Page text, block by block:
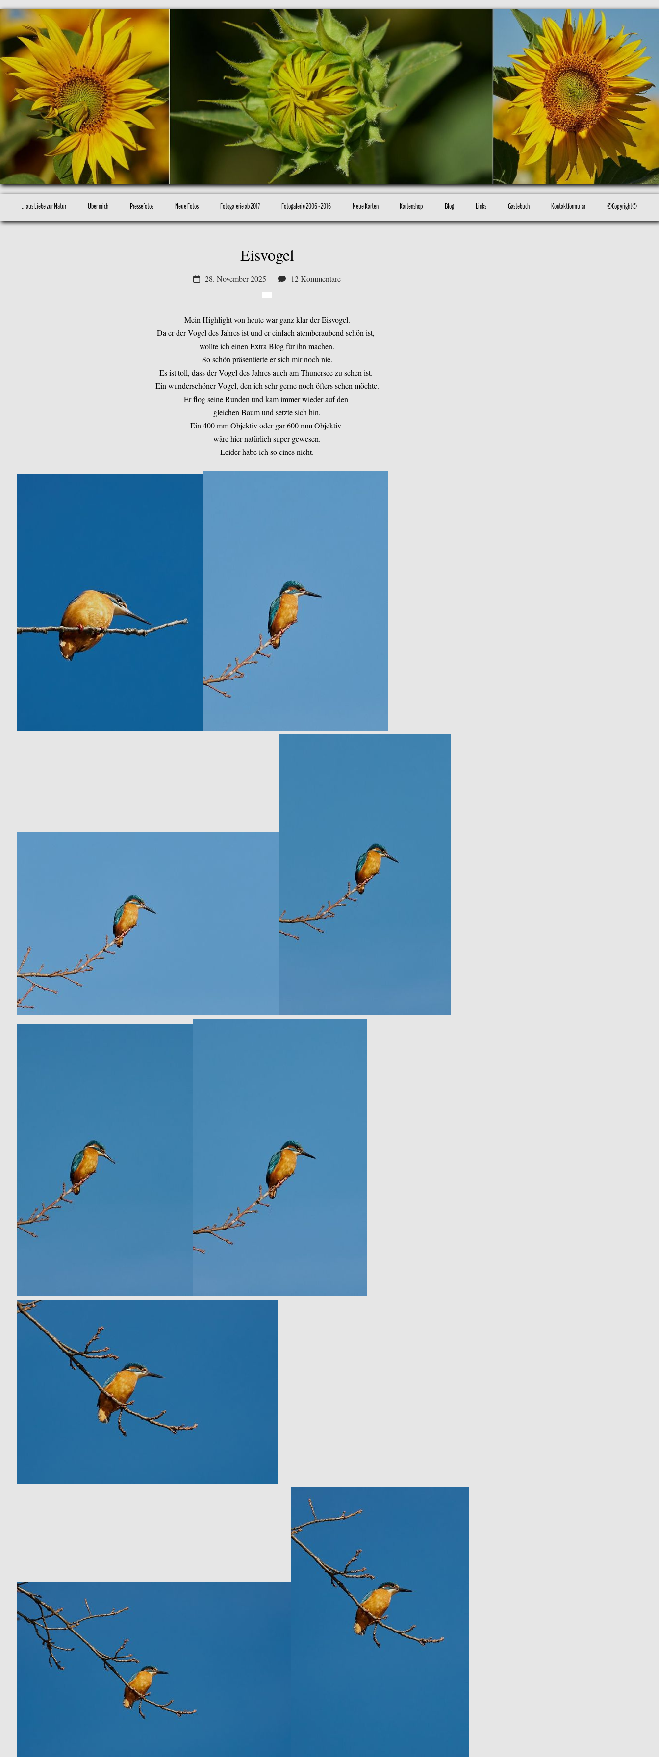
...aus Liebe zur Natur Über mich Pressefotos Neue Fotos Fotogalerie ab 2017 Fotogalerie 2006 - 2016 Neue Karten Kartenshop Blog Links Gästebuch Kontaktformular ©Copyright©
Eisvogel
28. November 2025 12 Kommentare
Mein Highlight von heute war ganz klar der Eisvogel.
Da er der Vogel des Jahres ist und er einfach atemberaubend schön ist,
wollte ich einen Extra Blog für ihn machen.
So schön präsentierte er sich mir noch nie.
Es ist toll, dass der Vogel des Jahres auch am Thunersee zu sehen ist.
Ein wunderschöner Vogel, den ich sehr gerne noch öfters sehen möchte.
Er flog seine Runden und kam immer wieder auf den
gleichen Baum und setzte sich hin.
Ein 400 mm Objektiv oder gar 600 mm Objektiv
wäre hier natürlich super gewesen.
Leider habe ich so eines nicht.